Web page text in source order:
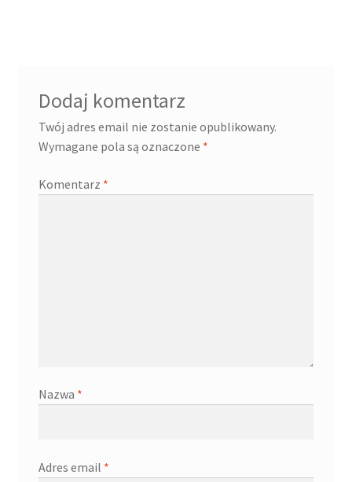
Dodaj komentarz
Twój adres email nie zostanie opublikowany.
Wymagane pola są oznaczone *
Komentarz *
Nazwa *
Adres email *